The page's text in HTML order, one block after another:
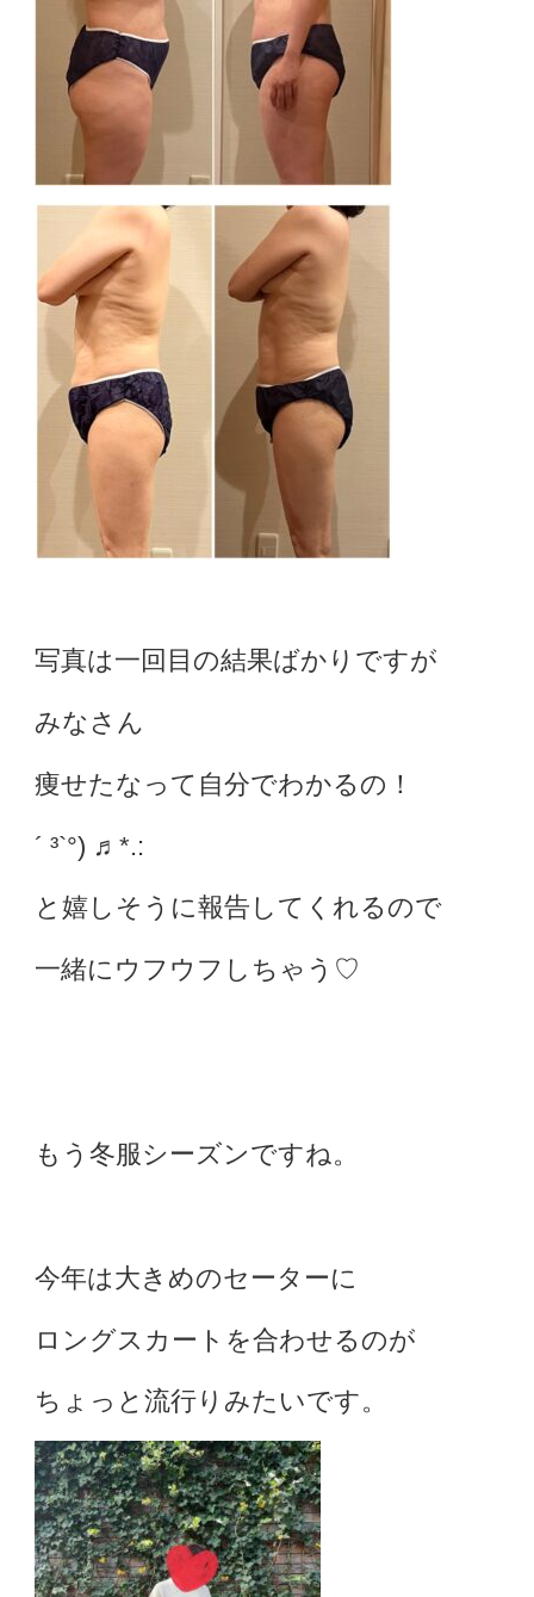
写真は一回目の結果ばかりですが
みなさん
痩せたなって自分でわかるの！
´ ³`°) ♬︎*.:
と嬉しそうに報告してくれるので
一緒にウフウフしちゃう♡
もう冬服シーズンですね。
今年は大きめのセーターに
ロングスカートを合わせるのが
ちょっと流行りみたいです。